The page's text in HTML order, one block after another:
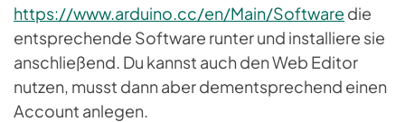
https://www.arduino.cc/en/Main/Software die
entsprechende Software runter und installiere sie
anschließend. Du kannst auch den Web Editor
nutzen, musst dann aber dementsprechend einen
Account anlegen.